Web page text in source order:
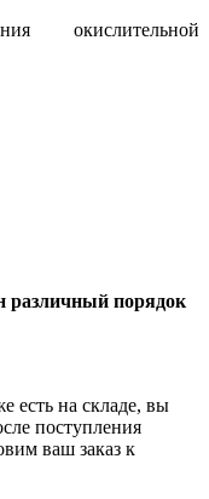
окислительной
различный порядок
есть на складе, вы
поступления
ваш заказ к